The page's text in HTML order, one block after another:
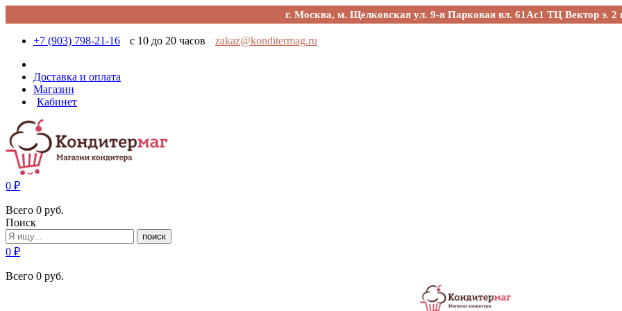
г. Москва, м. Щелковская ул. 9-я Парковая вл. 61Ас1 ТЦ Вектор э. 2
+7 (903) 798-21-16 с 10 до 20 часов zakaz@konditermag.ru
Доставка и оплата
Магазин
Кабинет
0 ₽
Всего 0 руб.
Поиск
поиск
0 ₽
Всего 0 руб.